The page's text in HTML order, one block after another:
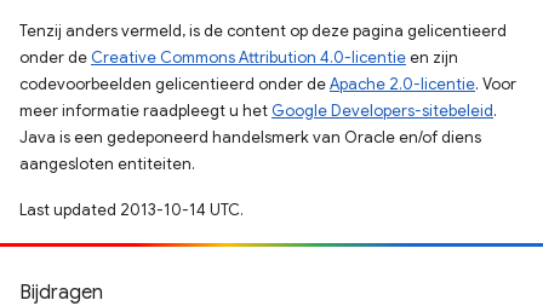
Tenzij anders vermeld, is de content op deze pagina gelicentieerd
onder de Creative Commons Attribution 4.0-licentieen zijn
codevoorbeelden gelicentieerd onder deApache 2.0-licentie. Voor
meer informatie raadpleegt u het Google Developers-sitebeleid.
Java is een gedeponeerd handelsmerk van Oracle en/of diens
aangesloten entiteiten.
Last updated 2013-10-14 UTC.
Bijdragen